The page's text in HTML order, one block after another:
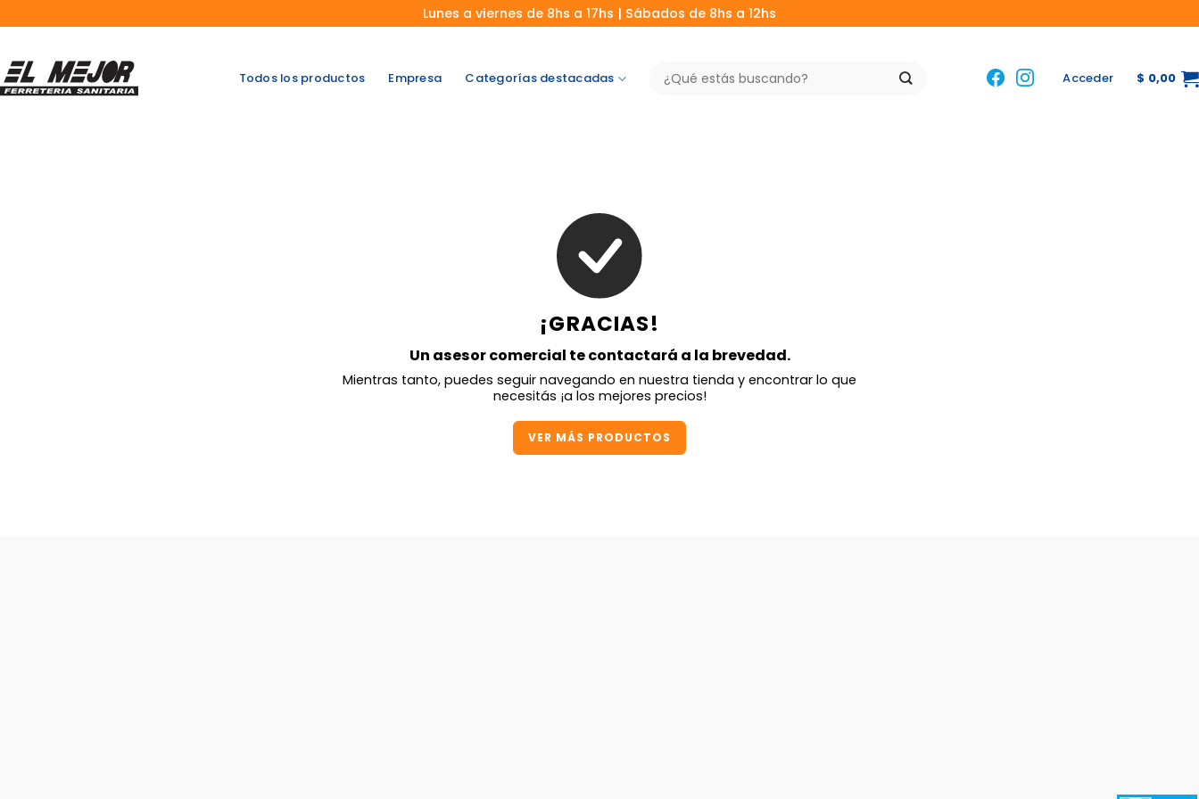
al
Lunes a viernes de 8hs a 17hs | Sábados de 8hs a 12hs
Todos los productos Empresa Categorías destacadas
Buscar
por:
Acceder $ 0,00
¡GRACIAS!
Un asesor comercial te contactará a la brevedad.
Mientras tanto, puedes seguir navegando en nuestra tienda y encontrar lo que
necesitás ¡a los mejores precios!
VER MÁS PRODUCTOS